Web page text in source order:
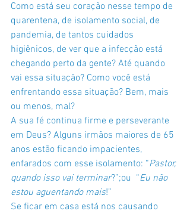
Como está seu coração nesse tempo de
quarentena, de isolamento social, de
pandemia, de tantos cuidados
higiênicos, de ver que a infecção está
chegando perto da gente? Até quando
vai essa situação? Como você está
enfrentando essa situação? Bem, mais
ou menos, mal?
A sua fé continua firme e perseverante
em Deus? Alguns irmãos maiores de 65
anos estão ficando impacientes,
enfarados com esse isolamento: “Pastor,
quando isso vai terminar?”;ou  “Eu não
estou aguentando mais!”
Se ficar em casa está nos causando